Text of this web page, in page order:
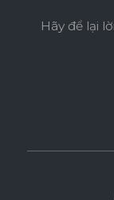
Hãy để lại